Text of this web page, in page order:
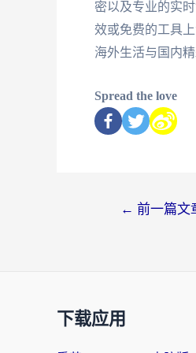
密以及专业的实
效或免费的工具
海外生活与国内
Spread the love
← 前一篇文
下载应用